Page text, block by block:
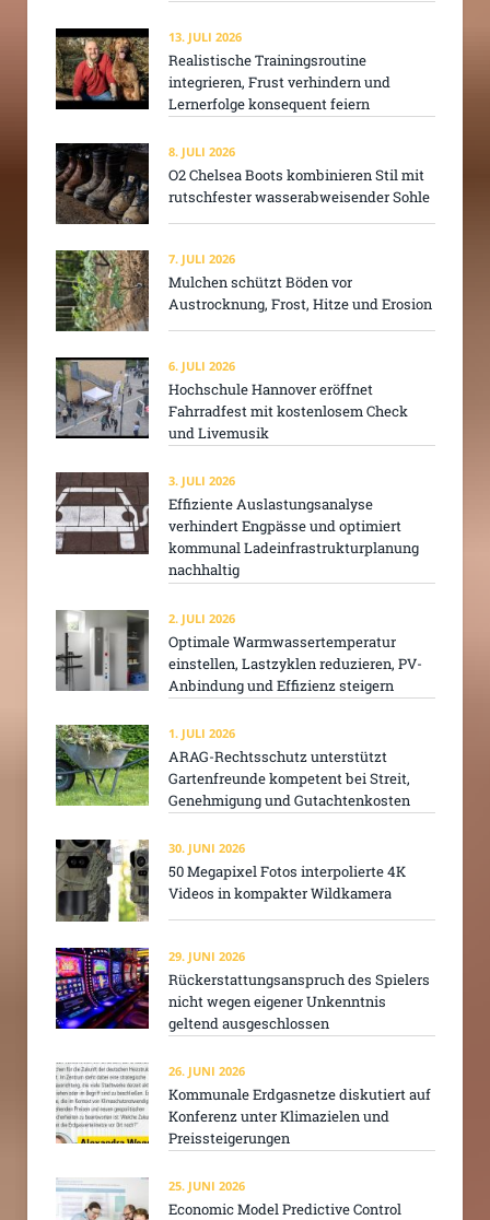
13. JULI 2026
Realistische Trainingsroutine
integrieren, Frust verhindern und
Lernerfolge konsequent feiern
8. JULI 2026
O2 Chelsea Boots kombinieren Stil mit
rutschfester wasserabweisender Sohle
7. JULI 2026
Mulchen schützt Böden vor
Austrocknung, Frost, Hitze und Erosion
6. JULI 2026
Hochschule Hannover eröffnet
Fahrradfest mit kostenlosem Check
und Livemusik
3. JULI 2026
Effiziente Auslastungsanalyse
verhindert Engpässe und optimiert
kommunal Ladeinfrastrukturplanung
nachhaltig
2. JULI 2026
Optimale Warmwassertemperatur
einstellen, Lastzyklen reduzieren, PV-
Anbindung und Effizienz steigern
1. JULI 2026
ARAG-Rechtsschutz unterstützt
Gartenfreunde kompetent bei Streit,
Genehmigung und Gutachtenkosten
30. JUNI 2026
50 Megapixel Fotos interpolierte 4K
Videos in kompakter Wildkamera
29. JUNI 2026
Rückerstattungsanspruch des Spielers
nicht wegen eigener Unkenntnis
geltend ausgeschlossen
26. JUNI 2026
Kommunale Erdgasnetze diskutiert auf
Konferenz unter Klimazielen und
Preissteigerungen
25. JUNI 2026
Economic Model Predictive Control